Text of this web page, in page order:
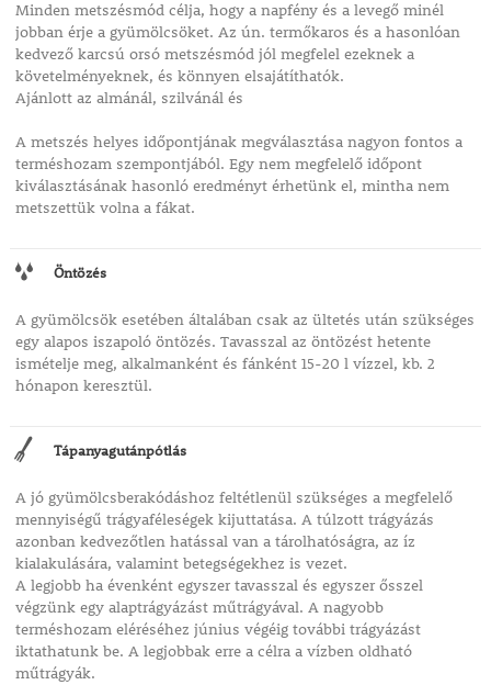
Minden metszésmód célja, hogy a napfény és a levegő minél
jobban érje a gyümölcsöket. Az ún. termőkaros és a hasonlóan
kedvező karcsú orsó metszésmód jól megfelel ezeknek a
követelményeknek, és könnyen elsajátíthatók.
Ajánlott az almánál, szilvánál és
A metszés helyes időpontjának megválasztása nagyon fontos a
terméshozam szempontjából. Egy nem megfelelő időpont
kiválasztásának hasonló eredményt érhetünk el, mintha nem
metszettük volna a fákat.
Öntözés
A gyümölcsök esetében általában csak az ültetés után szükséges
egy alapos iszapoló öntözés. Tavasszal az öntözést hetente
ismételje meg, alkalmanként és fánként 15-20 l vízzel, kb. 2
hónapon keresztül.
Tápanyagutánpótlás
A jó gyümölcsberakódáshoz feltétlenül szükséges a megfelelő
mennyiségű trágyaféleségek kijuttatása. A túlzott trágyázás
azonban kedvezőtlen hatással van a tárolhatóságra, az íz
kialakulására, valamint betegségekhez is vezet.
A legjobb ha évenként egyszer tavasszal és egyszer ősszel
végzünk egy alaptrágyázást műtrágyával. A nagyobb
terméshozam eléréséhez június végéig további trágyázást
iktathatunk be. A legjobbak erre a célra a vízben oldható
műtrágyák.